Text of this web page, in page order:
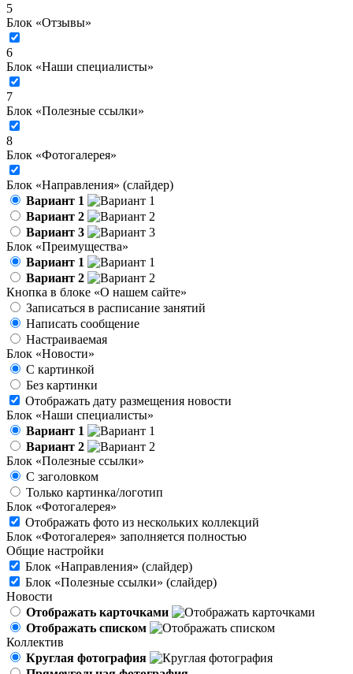
5
Блок «Отзывы»
6
Блок «Наши специалисты»
7
Блок «Полезные ссылки»
8
Блок «Фотогалерея»
Блок «Направления» (слайдер)
Вариант 1
Вариант 2
Вариант 3
Блок «Преимущества»
Вариант 1
Вариант 2
Кнопка в блоке «О нашем сайте»
Записаться в расписание занятий
Написать сообщение
Настраиваемая
Блок «Новости»
С картинкой
Без картинки
Отображать дату размещения новости
Блок «Наши специалисты»
Вариант 1
Вариант 2
Блок «Полезные ссылки»
С заголовком
Только картинка/логотип
Блок «Фотогалерея»
Отображать фото из нескольких коллекций
Блок «Фотогалерея» заполняется полностью
Общие настройки
Блок «Направления» (слайдер)
Блок «Полезные ссылки» (слайдер)
Новости
Отображать карточками
Отображать списком
Коллектив
Круглая фотография